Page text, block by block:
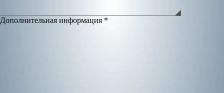
Дополнительная информация *